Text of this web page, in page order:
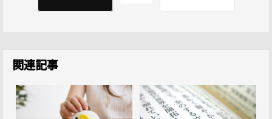
関連記事